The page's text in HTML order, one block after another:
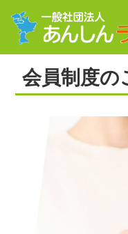
会員制度の